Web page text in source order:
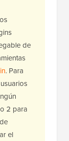
de
. Para
2 para
el